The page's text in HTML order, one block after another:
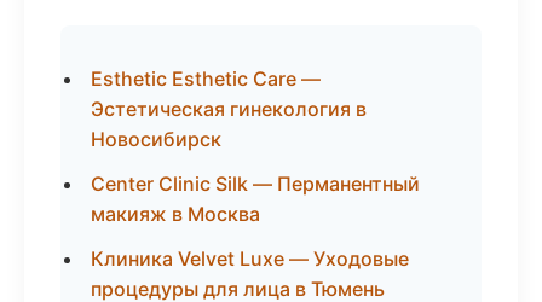
Esthetic Esthetic Care —
Эстетическая гинекология в
Новосибирск
Center Clinic Silk — Перманентный
макияж в Москва
Клиника Velvet Luxe — Уходовые
процедуры для лица в Тюмень